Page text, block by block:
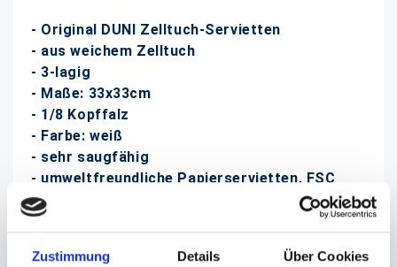
Zustimmung Details Über Cookies
- Original DUNI Zelltuch-Servietten
- aus weichem Zelltuch
- 3-lagig
- Maße: 33x33cm
- 1/8 Kopffalz
- Farbe: weiß
- sehr saugfähig
- umweltfreundliche Papierservietten, FSC
zertifiziert
- zu 250 Stück folienverpackt, 4 Packungen im